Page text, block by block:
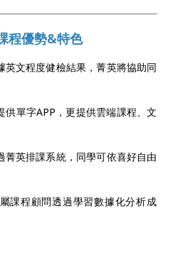
程優勢&特色
英文程度健檢結果，菁英將協助同
供單字APP，更提供雲端課程、文
菁英排課系統，同學可依喜好自由
屬課程顧問透過學習數據化分析成